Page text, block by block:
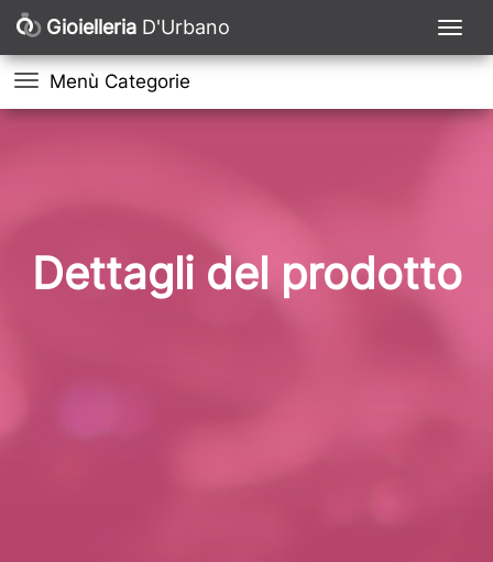
Gioielleria D'Urbano
Menù Categorie
Dettagli del prodotto